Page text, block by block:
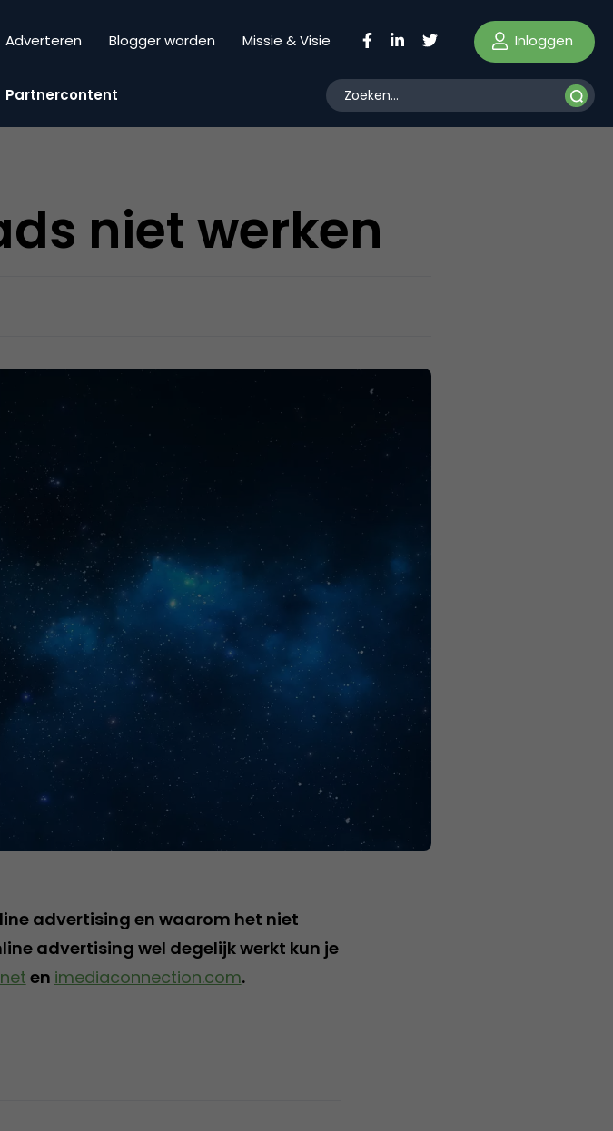
Adverteren Blogger worden Missie & Visie Inloggen
Partnercontent
niet werken
advertising en waarom het niet
advertising wel degelijk werkt kun je
en imediaconnection.com.